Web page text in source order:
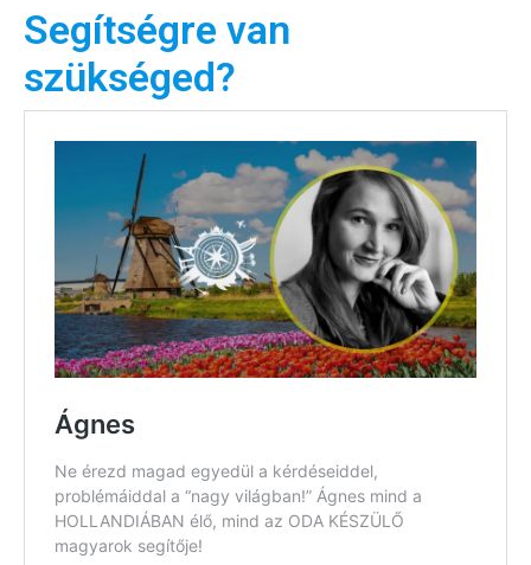
Segítségre van
szükséged?